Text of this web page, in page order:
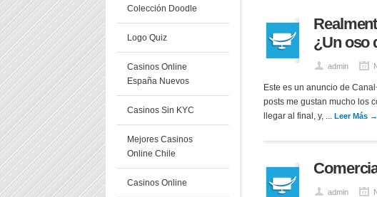
Colección Doodle
Logo Quiz
Casinos Online
España Nuevos
Casinos Sin KYC
Mejores Casinos
Online Chile
Casinos Online
¿Un oso
admin
Este es un anuncio de
posts me gustan mucho los
llegar al final, y, ... Leer Más →
admin